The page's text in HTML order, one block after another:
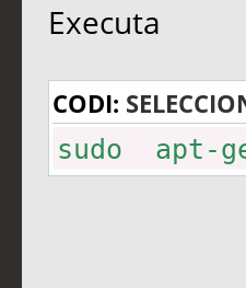
Executa
CODI:
sudo